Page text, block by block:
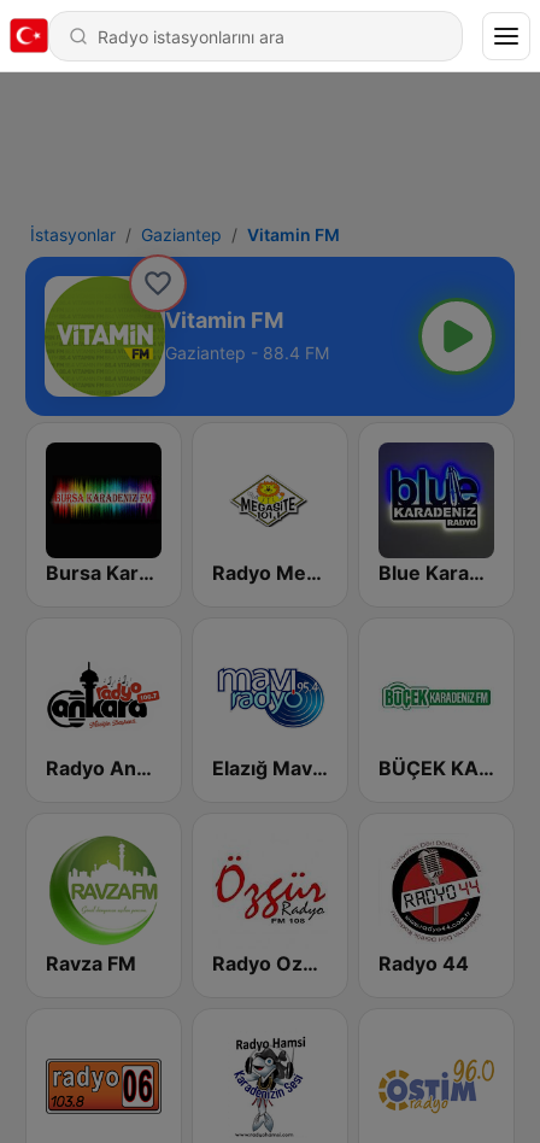
İstasyonlar Gaziantep Vitamin FM
Vitamin FM
Gaziantep - 88.4 FM
Bursa Karadeniz FM Radyo Megasite 101.1 FM Blue Karadeniz Radyo
Radyo Ankara Elazığ Mavi Radyo BÜÇEK KARADENİZ FM
Ravza FM Radyo Ozgur FM Radyo 44